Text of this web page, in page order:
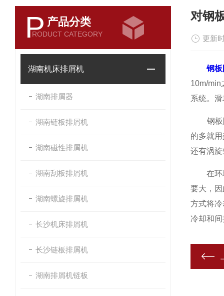
P 产品分类
RODUCT CATEGORY
湖南机床排屑机
湖南排屑器
湖南链板排屑机
湖南磁性排屑机
湖南刮板排屑机
湖南螺旋排屑机
长沙机床排屑机
长沙链板排屑机
湖南排屑机链板
对钢
更新
钢
10m/min
系统。
钢板防
的多就
还有涡
在环境
要大，
方式将
冷却和